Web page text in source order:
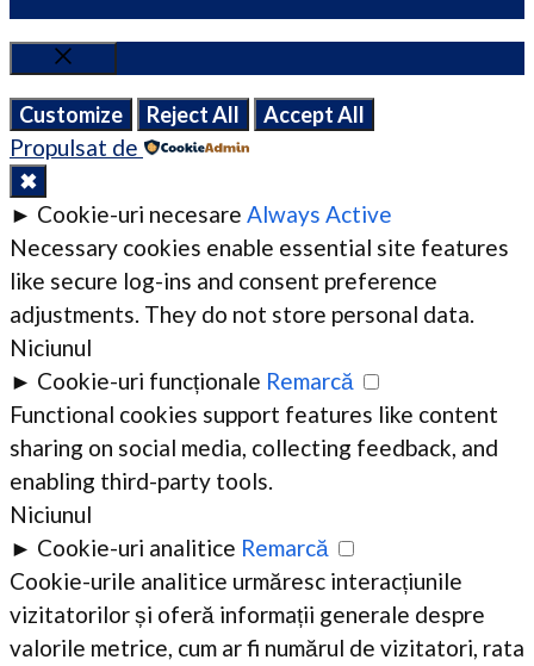
Close
Customize
Reject All Accept All
Propulsat de
✖
► Cookie-uri necesare Always Active
Necessary cookies enable essential site features
like secure log-ins and consent preference
adjustments. They do not store personal data.
Niciunul
► Cookie-uri funcționale Remarcă
Functional cookies support features like content
sharing on social media, collecting feedback, and
enabling third-party tools.
Niciunul
► Cookie-uri analitice Remarcă
Cookie-urile analitice urmăresc interacțiunile
vizitatorilor și oferă informații generale despre
valorile metrice, cum ar fi numărul de vizitatori, rata